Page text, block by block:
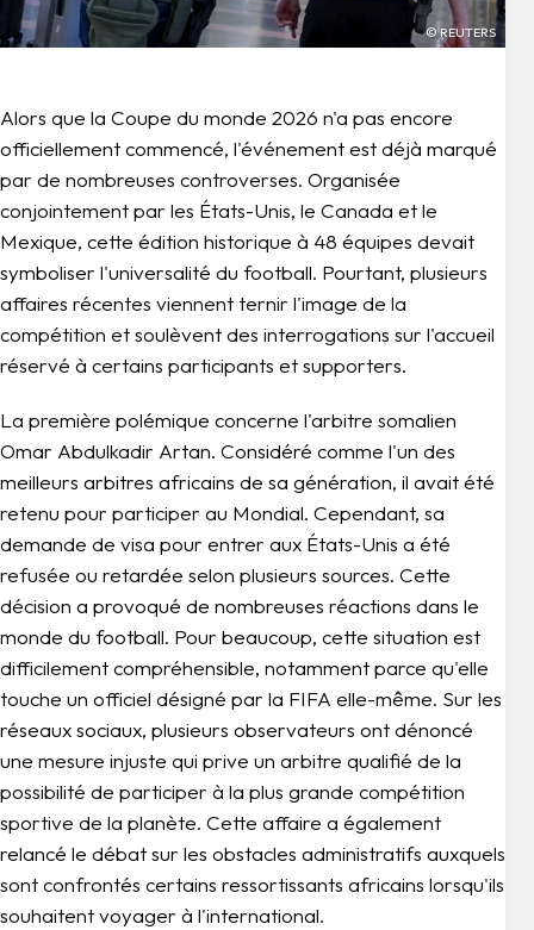
© REUTERS
Alors que la Coupe du monde 2026 n'a pas encore
officiellement commencé, l'événement est déjà marqué
par de nombreuses controverses. Organisée
conjointement par les États-Unis, le Canada et le
Mexique, cette édition historique à 48 équipes devait
symboliser l'universalité du football. Pourtant, plusieurs
affaires récentes viennent ternir l'image de la
compétition et soulèvent des interrogations sur l'accueil
réservé à certains participants et supporters.
La première polémique concerne l'arbitre somalien
Omar Abdulkadir Artan. Considéré comme l'un des
meilleurs arbitres africains de sa génération, il avait été
retenu pour participer au Mondial. Cependant, sa
demande de visa pour entrer aux États-Unis a été
refusée ou retardée selon plusieurs sources. Cette
décision a provoqué de nombreuses réactions dans le
monde du football. Pour beaucoup, cette situation est
difficilement compréhensible, notamment parce qu'elle
touche un officiel désigné par la FIFA elle-même. Sur les
réseaux sociaux, plusieurs observateurs ont dénoncé
une mesure injuste qui prive un arbitre qualifié de la
possibilité de participer à la plus grande compétition
sportive de la planète. Cette affaire a également
relancé le débat sur les obstacles administratifs auxquels
sont confrontés certains ressortissants africains lorsqu'ils
souhaitent voyager à l'international.